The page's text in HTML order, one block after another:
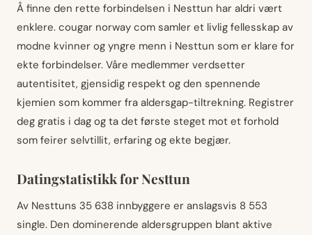
Å finne den rette forbindelsen i Nesttun har aldri vært
enklere. cougar norway com samler et livlig fellesskap av
modne kvinner og yngre menn i Nesttun som er klare for
ekte forbindelser. Våre medlemmer verdsetter
autentisitet, gjensidig respekt og den spennende
kjemien som kommer fra aldersgap-tiltrekning. Registrer
deg gratis i dag og ta det første steget mot et forhold
som feirer selvtillit, erfaring og ekte begjær.
Datingstatistikk for Nesttun
Av Nesttuns 35 638 innbyggere er anslagsvis 8 553
single. Den dominerende aldersgruppen blant aktive